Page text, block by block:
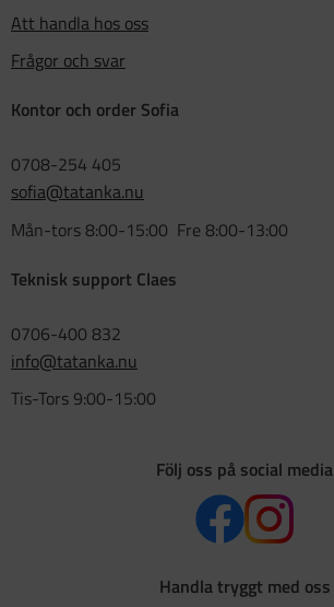
Att handla hos oss
Frågor och svar
Kontor och order Sofia
0708-254 405
sofia@tatanka.nu
Mån-tors 8:00-15:00 Fre 8:00-13:00
Teknisk support Claes
0706-400 832
info@tatanka.nu
Tis-Tors 9:00-15:00
Följ oss på social media
Handla tryggt med oss